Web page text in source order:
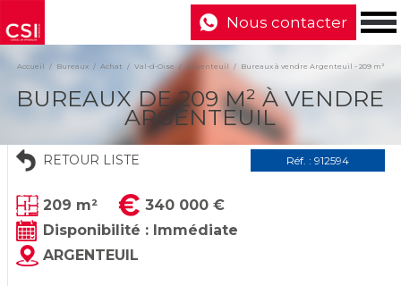
Nous contacter
Accueil Bureaux Achat Val-d-Oise Argenteuil Bureaux à vendre Argenteuil - 209 m²
BUREAUX DE 209 M² À VENDRE
ARGENTEUIL
RETOUR LISTE Réf. : 912594
209 m²
340 000 €
Disponibilité : Immédiate
ARGENTEUIL